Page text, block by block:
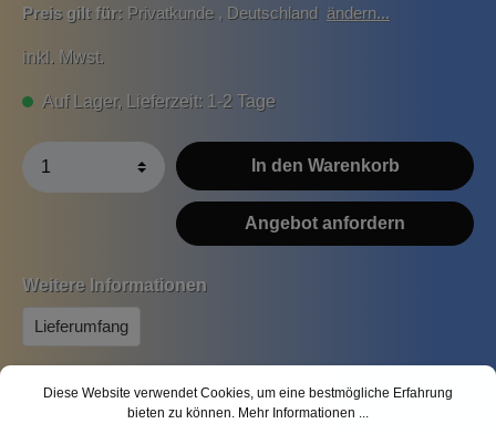
Preis gilt für: Privatkunde, Deutschland ändern...
inkl. Mwst.
Auf Lager, Lieferzeit: 1-2 Tage
In den Warenkorb
Angebot anfordern
Weitere Informationen
Lieferumfang
Produktnummer:MS-A-006
Diese Website verwendet Cookies, um eine bestmögliche Erfahrung
bieten zu können. Mehr Informationen ...